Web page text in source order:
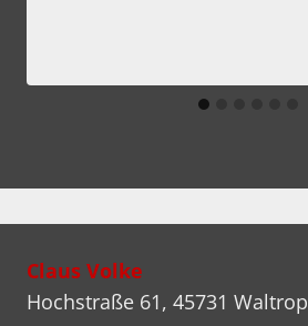
Claus Volke
Hochstraße 61, 45731 Waltrop